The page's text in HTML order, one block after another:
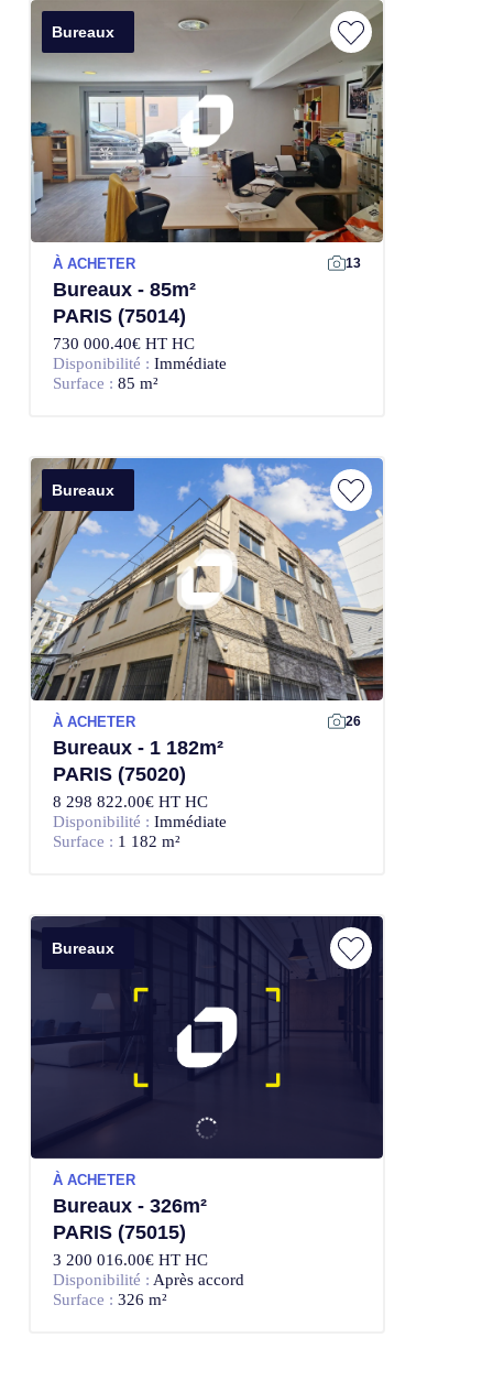
Bureaux
À ACHETER 13
Bureaux - 85m²
PARIS (75014)
730 000.40€ HT HC
Disponibilité : Immédiate
Surface : 85 m²
Bureaux
À ACHETER 26
Bureaux - 1 182m²
PARIS (75020)
8 298 822.00€ HT HC
Disponibilité : Immédiate
Surface : 1 182 m²
Bureaux
À ACHETER
Bureaux - 326m²
PARIS (75015)
3 200 016.00€ HT HC
Disponibilité : Après accord
Surface : 326 m²